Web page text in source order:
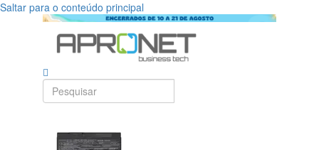
Saltar para o conteúdo principal